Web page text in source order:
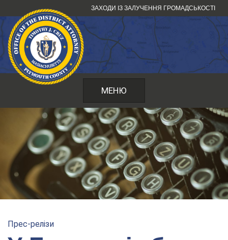
до
змісту
ЗАХОДИ ІЗ ЗАЛУЧЕННЯ ГРОМАДСЬКОСТІ
МЕНЮ
Прес-релізи